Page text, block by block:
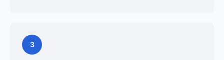
3